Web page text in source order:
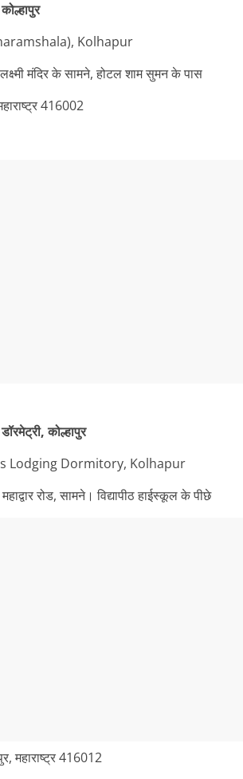
Kolhapur
मंदिर के सामने, होटल शाम सुमन के पास
416002
कोल्हापुर
Lodging Dormitory, Kolhapur
रोड, सामने। विद्यापीठ हाईस्कूल के पीछे
महाराष्ट्र 416012